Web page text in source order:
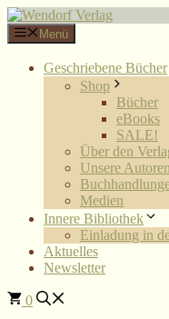
Zum
Inhalt
springen
Menü
Geschriebene Bücher
Shop
Bücher
eBooks
SALE!
Über den
Unsere Autoren
Medien
Innere Bibliothek
Einladung in
Aktuelles
Newsletter
0